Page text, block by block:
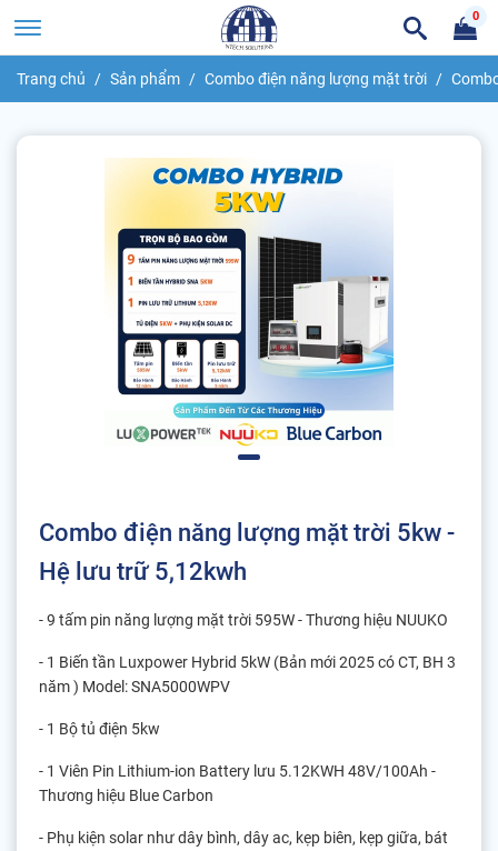
Trang chủ Sản phẩm Combo điện năng lượng mặt trời
Combo điện năng lượng mặt trời 5kw -
Hệ lưu trữ 5,12kwh
- 9 tấm pin năng lượng mặt trời 595W - Thương hiệu NUUKO
- 1 Biến tần Luxpower Hybrid 5kW (Bản mới 2025 có CT, BH 3
năm ) Model: SNA5000WPV
- 1 Bộ tủ điện 5kw
- 1 Viên Pin Lithium-ion Battery lưu 5.12KWH 48V/100Ah -
Thương hiệu Blue Carbon
- Phụ kiện solar như dây bình, dây ac, kẹp biên, kẹp giữa, bát
0